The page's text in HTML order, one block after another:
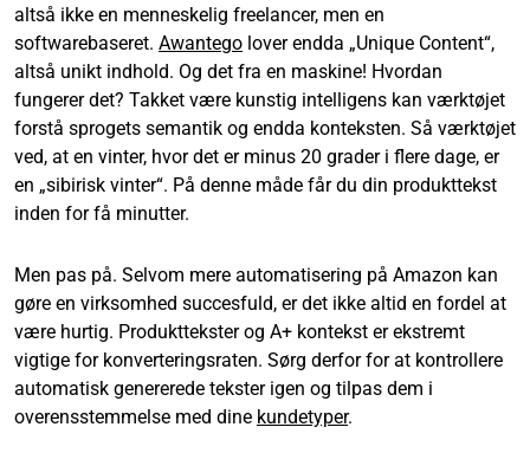
altså ikke en menneskelig freelancer, men en
softwarebaseret. Awantego lover endda „Unique Content“,
altså unikt indhold. Og det fra en maskine! Hvordan
fungerer det? Takket være kunstig intelligens kan værktøjet
forstå sprogets semantik og endda konteksten. Så værktøjet
ved, at en vinter, hvor det er minus 20 grader i flere dage, er
en „sibirisk vinter“. På denne måde får du din produkttekst
inden for få minutter. ​
Men pas på. Selvom mere automatisering på Amazon kan
gøre en virksomhed succesfuld, er det ikke altid en fordel at
være hurtig. Produkttekster og A+ kontekst er ekstremt
vigtige for konverteringsraten. Sørg derfor for at kontrollere
automatisk genererede tekster igen og tilpas dem i
overensstemmelse med dine kundetyper.​